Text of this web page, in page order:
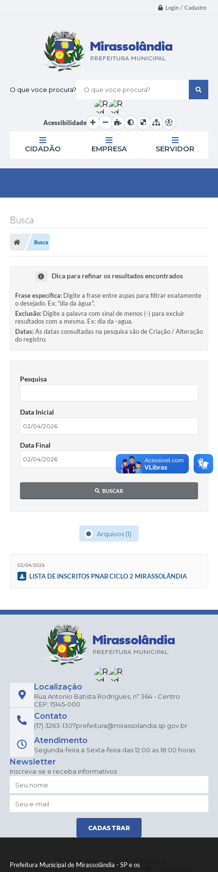
Prefeitura Municipal de Mirassolândia - SP e os
Login / Cadastro
O que voce procura?
Acessibilidade
CIDADÃO EMPRESA SERVIDOR
Busca
Busca
Dica para refinar os resultados encontrados
Frase específica: Digite a frase entre aspas para filtrar exatamente
o desejado. Ex: "dia da água".
Exclusão: Digite a palavra com sinal de menos (-) para excluir
resultados com a mesma. Ex: dia da -agua.
Datas:As datas consultadas na pesquisa são de Criação / Alteração
do registro.
Pesquisa
Data Inicial
Data Final
BUSCAR
Arquivos (1)
02/04/2026
LISTA DE INSCRITOS PNAB CICLO 2 MIRASSOLÂNDIA
Localização
Rua Antonio Batista Rodrigues, nº 364 - Centro
CEP: 15145-000
Contato
(17) 3263-1307prefeitura@mirassolandia.sp.gov.br
Atendimento
Segunda-feira a Sexta-feira das 12:00 as 18:00 horas
Newsletter
Inscreva-se e receba informativos
CADASTRAR
Versão do Sistema:
3.5.3 - 19/06/2026
Portal atualizado em: